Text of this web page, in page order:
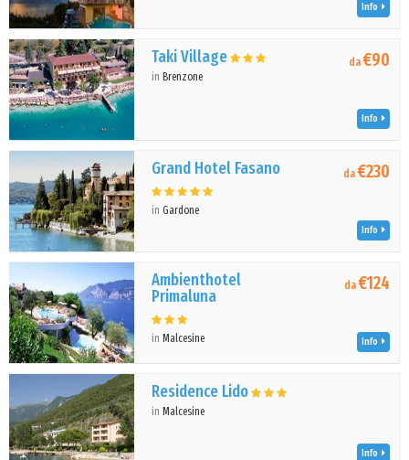
Info
Taki Village
in Brenzone
da€90
Info
Grand Hotel Fasano
inGardone
da€230
Info
Ambienthotel
Primaluna
in Malcesine
da€124
Info
Residence Lido
in Malcesine
Info